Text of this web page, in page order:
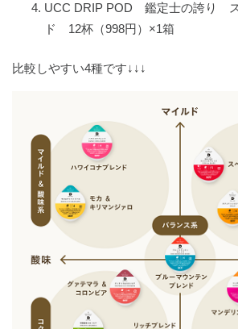
UCC DRIP POD 鑑定士の誇り
ド 12杯（998円）×1箱
比較しやすい4種です↓↓↓